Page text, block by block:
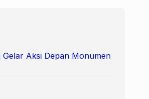
Gelar Aksi Depan Monumen